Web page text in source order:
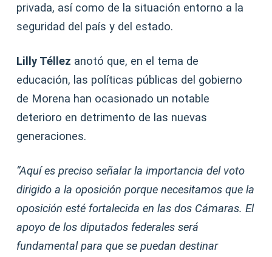
privada, así como de la situación entorno a la
seguridad del país y del estado.
Lilly Téllez anotó que, en el tema de
educación, las políticas públicas del gobierno
de Morena han ocasionado un notable
deterioro en detrimento de las nuevas
generaciones.
“Aquí es preciso señalar la importancia del voto
dirigido a la oposición porque necesitamos que la
oposición esté fortalecida en las dos Cámaras. El
apoyo de los diputados federales será
fundamental para que se puedan destinar